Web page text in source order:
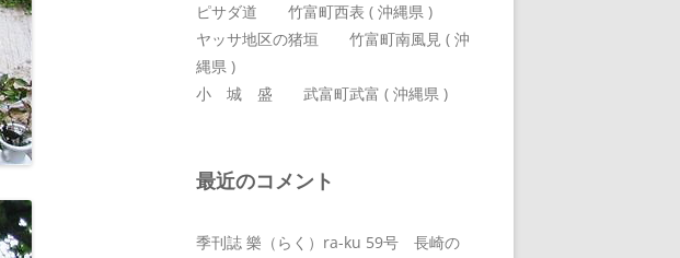
ピサダ道 竹富町西表 ( 沖縄県 )
ヤッサ地区の猪垣 竹富町南風見 ( 沖
縄県 )
小 城 盛 武富町武富 ( 沖縄県 )
最近のコメント
季刊誌 樂（らく）ra-ku 59号 長崎の